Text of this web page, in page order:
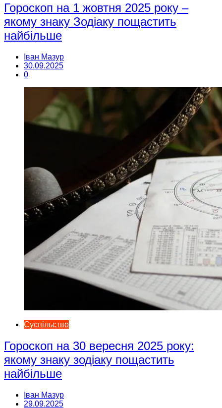
Гороскоп на 1 жовтня 2025 року –
якому знаку Зодіаку пощастить
найбільше
Іван Мазур
30.09.2025
0
Суспільство
Гороскоп на 30 вересня 2025 року:
якому знаку зодіаку пощастить
найбільше
Іван Мазур
29.09.2025